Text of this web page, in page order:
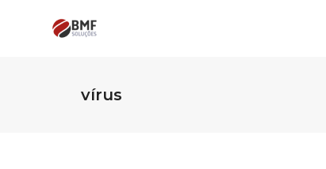
vírus